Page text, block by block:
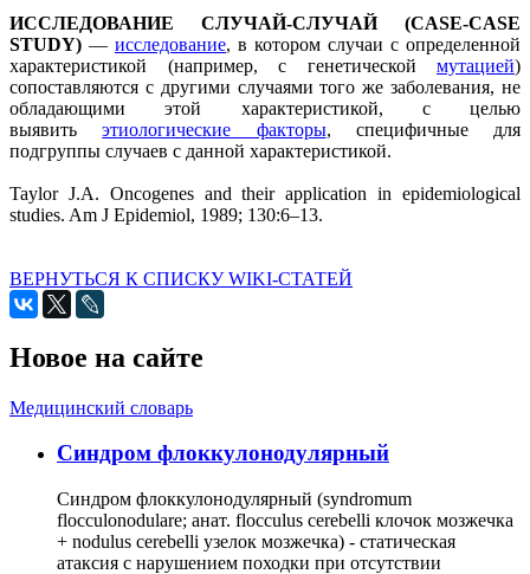
ИССЛЕДОВАНИЕ СЛУЧАЙ-СЛУЧАЙ (CASE-CASE
STUDY) — исследование, в котором случаи с определенной
характеристикой (например, с генетической мутацией)
сопоставляются с другими случаями того же заболевания, не
обладающими этой характеристикой, с целью
выявитьэтиологические факторы, специфичные для
подгруппы случаев с данной характеристикой.
Taylor J.A. Oncogenes and their application in epidemiological
studies. Am J Epidemiol, 1989; 130:6–13.
ВЕРНУТЬСЯ К СПИСКУ WIKI-СТАТЕЙ
Новое на сайте
Медицинский словарь
Cиндром флоккулонодулярный
Синдром флоккулонодулярный (syndromum
flocculonodulare; анат. flocculus cerebelli клочок мозжечка
+ nodulus cerebelli узелок мозжечка) - статическая
атаксия с нарушением походки при отсутствии